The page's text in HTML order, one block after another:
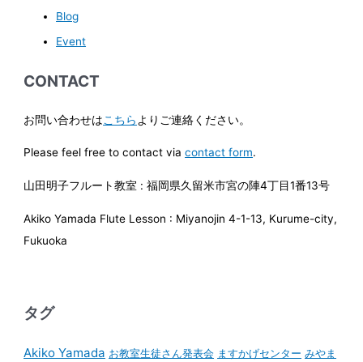
Blog
Event
CONTACT
お問い合わせはこちら よりご連絡ください。
Please feel free to contact viacontact form.
山田明子フルート教室 : 福岡県久留米市宮の陣4丁目1番13号
Akiko Yamada Flute Lesson : Miyanojin 4-1-13, Kurume-city,
Fukuoka
タグ
Akiko Yamada お教室生徒さん発表会 ますかげセンター みやま